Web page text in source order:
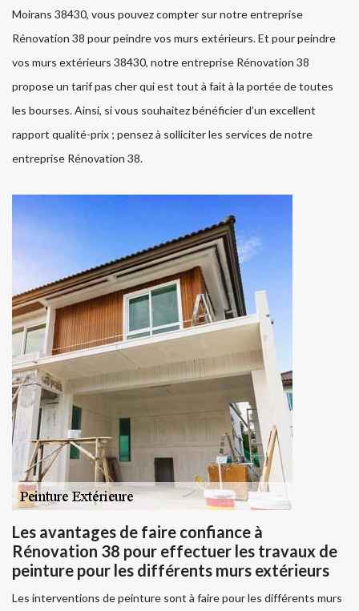
Moirans 38430, vous pouvez compter sur notre entreprise
Rénovation 38 pour peindre vos murs extérieurs. Et pour peindre
vos murs extérieurs 38430, notre entreprise Rénovation 38
propose un tarif pas cher qui est tout à fait à la portée de toutes
les bourses. Ainsi, si vous souhaitez bénéficier d’un excellent
rapport qualité-prix ; pensez à solliciter les services de notre
entreprise Rénovation 38.
Les avantages de faire confiance à
Rénovation 38 pour effectuer les travaux de
peinture pour les différents murs extérieurs
Les interventions de peinture sont à faire pour les différents murs